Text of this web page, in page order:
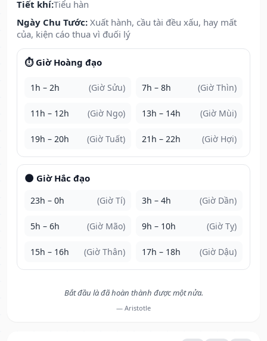
Tiết khí:Tiểu hàn
Ngày Chu Tước: Xuất hành, cầu tài đều xấu, hay mất
của, kiện cáo thua vì đuối lý
⏱️ Giờ Hoàng đạo
1h – 2h (Giờ Sửu) 7h – 8h (Giờ Thìn)
11h – 12h (Giờ Ngọ) 13h – 14h (Giờ Mùi)
19h – 20h (Giờ Tuất) 21h – 22h (Giờ Hợi)
🌑 Giờ Hắc đạo
23h – 0h (Giờ Tí) 3h – 4h (Giờ Dần)
5h – 6h (Giờ Mão) 9h – 10h (Giờ Tỵ)
15h – 16h (Giờ Thân) 17h – 18h (Giờ Dậu)
Bắt đầu là đã hoàn thành được một nửa.
— Aristotle